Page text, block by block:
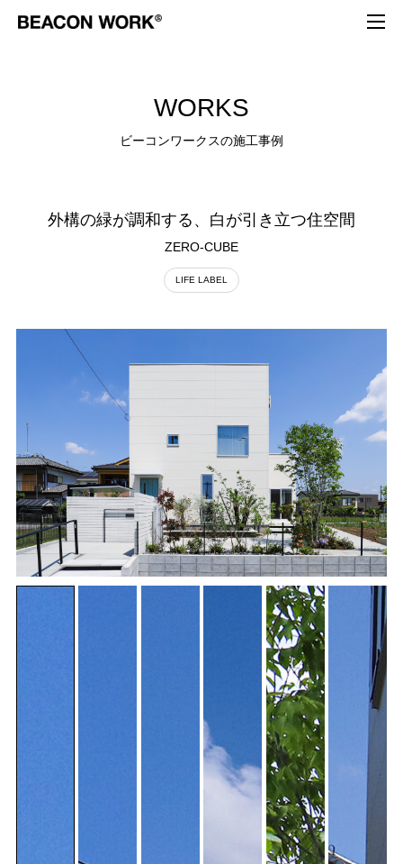
WORKS
ビーコ ンワーク スの施工事例
外構の緑が調和する、白が引き立つ住空間
ZERO-CUBE
LIFE LABEL